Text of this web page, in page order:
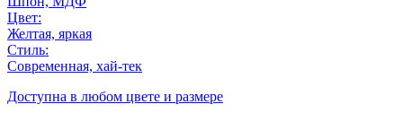
Цвет:
Желтая, яркая
Стиль:
Современная, хай-тек
Доступна в любом цвете и размере